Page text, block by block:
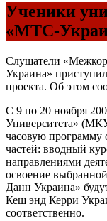
Ученики
«МТС-
Слушатели
Украина»
проекта. Об этом
С 9 по 20 ноября
Университета»
часовую программу
частей: вводный
направлениями
освоение
Данн Украина»
Кеш энд Керри
соответственно.